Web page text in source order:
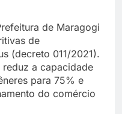
de Maragogi
de
(decreto 011/2021).
a capacidade
para 75% e
do comércio